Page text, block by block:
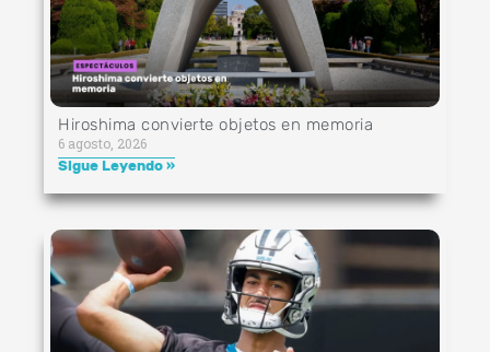
Hiroshima convierte objetos en memoria
6 agosto, 2026
Sigue Leyendo »